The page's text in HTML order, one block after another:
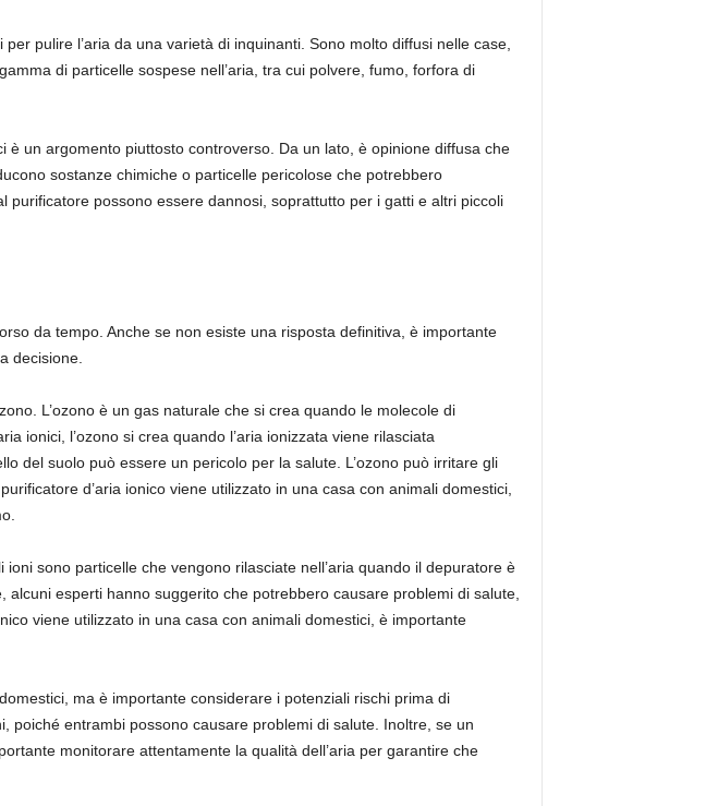
pulire l’aria da una varietà di inquinanti. Sono molto diffusi nelle case,
di particelle sospese nell’aria, tra cui polvere, fumo, forfora di
un argomento piuttosto controverso. Da un lato, è opinione diffusa che
sostanze chimiche o particelle pericolose che potrebbero
possono essere dannosi, soprattutto per i gatti e altri piccoli
da tempo. Anche se non esiste una risposta definitiva, è importante
decisione.
L’ozono è un gas naturale che si crea quando le molecole di
ionici, l’ozono si crea quando l’aria ionizzata viene rilasciata
del suolo può essere un pericolo per la salute. L’ozono può irritare gli
d’aria ionico viene utilizzato in una casa con animali domestici,
sono particelle che vengono rilasciate nell’aria quando il depuratore è
esperti hanno suggerito che potrebbero causare problemi di salute,
viene utilizzato in una casa con animali domestici, è importante
ma è importante considerare i potenziali rischi prima di
poiché entrambi possono causare problemi di salute. Inoltre, se un
monitorare attentamente la qualità dell’aria per garantire che